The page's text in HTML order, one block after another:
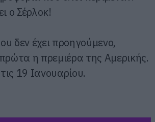
ο Σέρλοκ!
δεν έχει προηγούμενο,
η πρεμιέρα της Αμερικής.
19 Ιανουαρίου.